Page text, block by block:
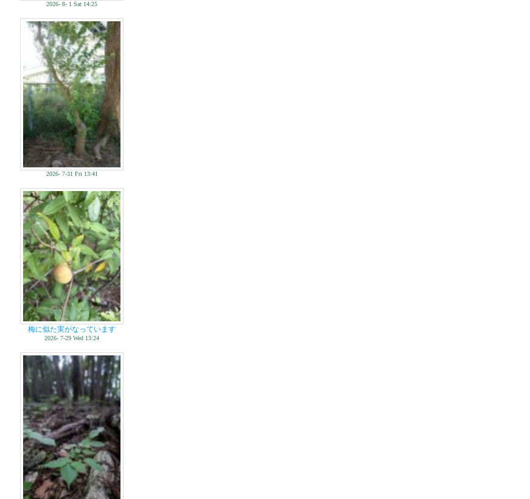
2026- 8- 1 Sat 14:25
2026- 7-31 Fri 13:41
梅に似た実がなっています
2026- 7-29 Wed 13:24